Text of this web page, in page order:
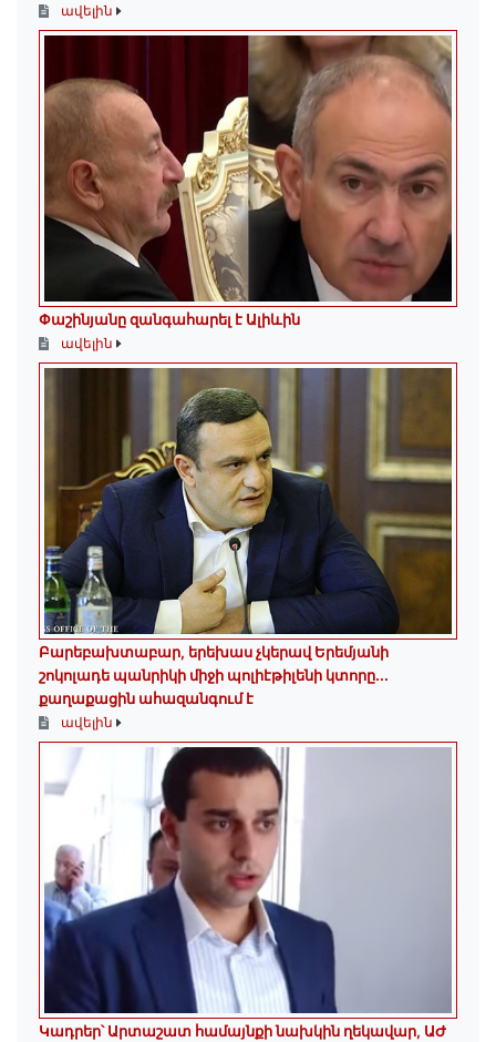
ավելին
Փաշինյանը զանգահարել է Ալիևին
ավելին
Բարեբախտաբար, երեխաս չկերավ Երեմյանի
շոկոլադե պանրիկի միջի պոլիէթիլենի կտորը․․․
քաղաքացին ահազանգում է
ավելին
Կադրեր՝ Արտաշատ համայնքի նախկին ղեկավար, ԱԺ